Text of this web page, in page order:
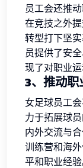
员工会还推
在竞技之外
转型打下坚
员提供了安
现了对职业运
3、推动
女足球员工
力于拓展球
内外交流与
训练营和海
平和职业经验